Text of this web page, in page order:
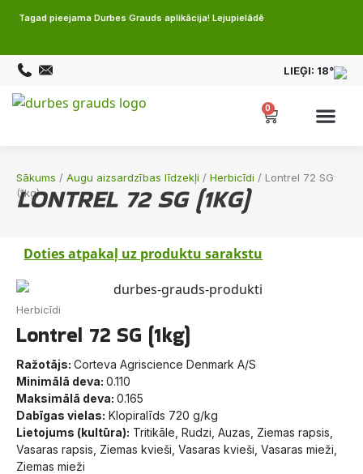
Tagad pieejama Durbes Grauds aplikācija! Lejupielādē
LIEĢI: 18°
0
Sākums / Augu aizsardzības līdzekļi / Herbicīdi / Lontrel 72 SG
(1kg)
LONTREL 72 SG (1KG)
Doties atpakaļ uz produktu sarakstu
Herbicīdi
Lontrel 72 SG (1kg)
Ražotājs: Corteva Agriscience Denmark A/S
Minimālā deva: 0.110
Maksimālā deva: 0.165
Dabīgas vielas: Klopiralīds 720 g/kg
Lietojums (kultūra): Tritikāle, Rudzi, Auzas, Ziemas rapsis,
Vasaras rapsis, Ziemas kvieši, Vasaras kvieši, Vasaras mieži,
Ziemas mieži